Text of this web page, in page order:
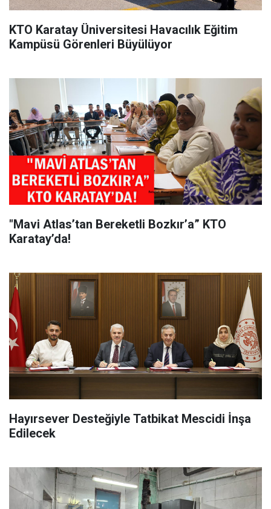
KTO Karatay Üniversitesi Havacılık Eğitim
Kampüsü Görenleri Büyülüyor
"Mavi Atlas’tan Bereketli Bozkır’a” KTO
Karatay’da!
Hayırsever Desteğiyle Tatbikat Mescidi İnşa
Edilecek